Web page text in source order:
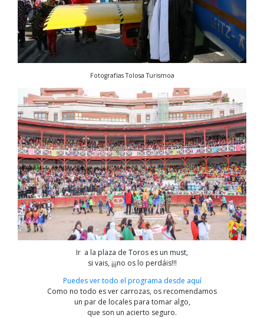
Fotografías Tolosa Turismoa
Ir a la plaza de Toros es un must,
si vais, ¡¡¡no os lo perdáis!!!
Puedes ver todo el programa desde aquí
Como no todo es ver carrozas, os recomendamos
un par de locales para tomar algo,
que son un acierto seguro.